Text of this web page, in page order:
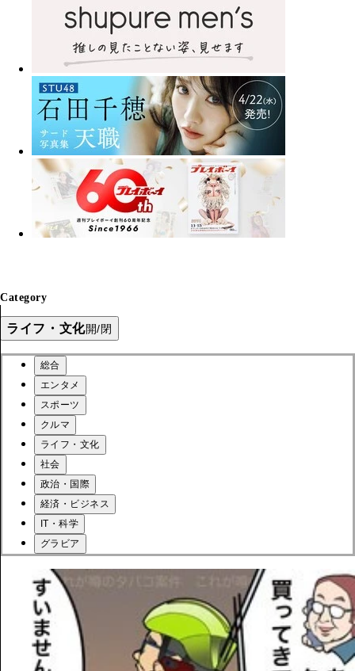
Category
ライフ・文化開/閉
総合
エンタメ
スポーツ
クルマ
ライフ・文化
社会
政治・国際
経済・ビジネス
IT・科学
グラビア